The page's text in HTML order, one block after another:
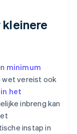
minimum
wet vereist ook
het
inbreng kan
instap in